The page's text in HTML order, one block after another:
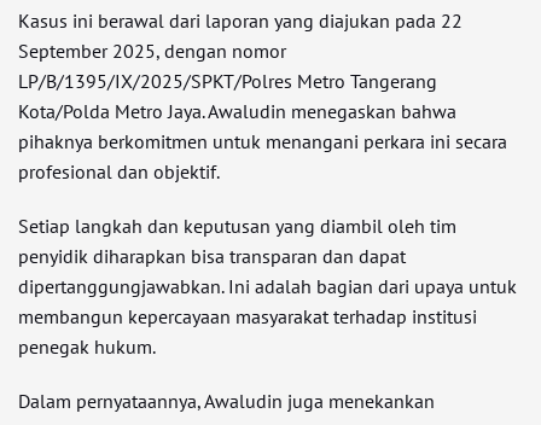
Kasus ini berawal dari laporan yang diajukan pada 22
September 2025, dengan nomor
LP/B/1395/IX/2025/SPKT/Polres Metro Tangerang
Kota/Polda Metro Jaya. Awaludin menegaskan bahwa
pihaknya berkomitmen untuk menangani perkara ini secara
profesional dan objektif.
Setiap langkah dan keputusan yang diambil oleh tim
penyidik diharapkan bisa transparan dan dapat
dipertanggungjawabkan. Ini adalah bagian dari upaya untuk
membangun kepercayaan masyarakat terhadap institusi
penegak hukum.
Dalam pernyataannya, Awaludin juga menekankan